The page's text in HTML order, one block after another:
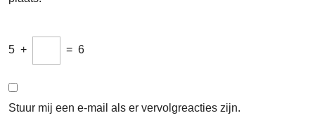
5 + = 6
Stuur mij een e-mail als er vervolgreacties zijn.